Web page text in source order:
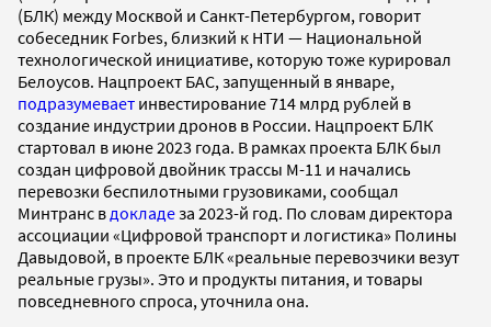
(БЛК) между Москвой и Санкт-Петербургом, говорит
собеседник Forbes, близкий к НТИ — Национальной
технологической инициативе, которую тоже курировал
Белоусов. Нацпроект БАС, запущенный в январе,
подразумевает инвестирование 714 млрд рублей в
создание индустрии дронов в России. Нацпроект БЛК
стартовал в июне 2023 года. В рамках проекта БЛК был
создан цифровой двойник трассы М-11 и начались
перевозки беспилотными грузовиками, сообщал
Минтранс в докладеза 2023-й год. По словам директора
ассоциации «Цифровой транспорт и логистика» Полины
Давыдовой, в проекте БЛК «реальные перевозчики везут
реальные грузы». Это и продукты питания, и товары
повседневного спроса, уточнила она.